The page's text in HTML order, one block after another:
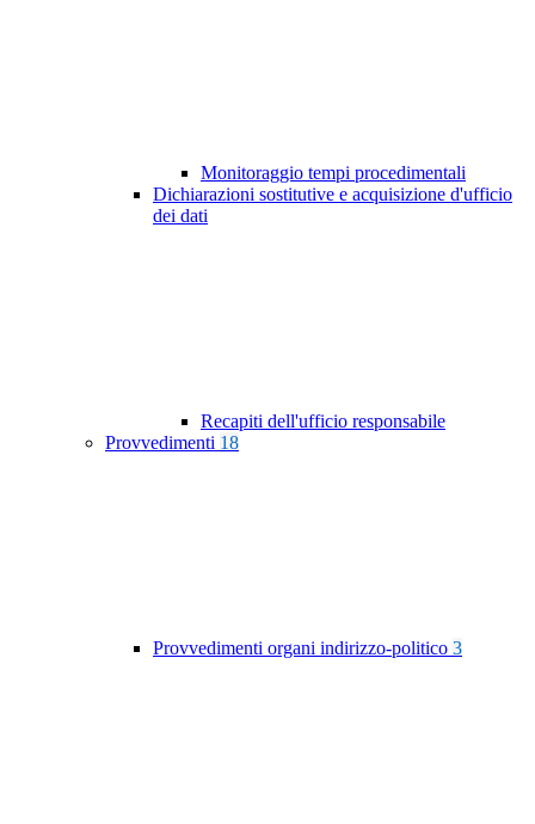
Monitoraggio tempi procedimentali
Dichiarazioni sostitutive e acquisizione d'ufficio
dei dati
Recapiti dell'ufficio responsabile
Provvedimenti 18
Provvedimenti organi indirizzo-politico 3